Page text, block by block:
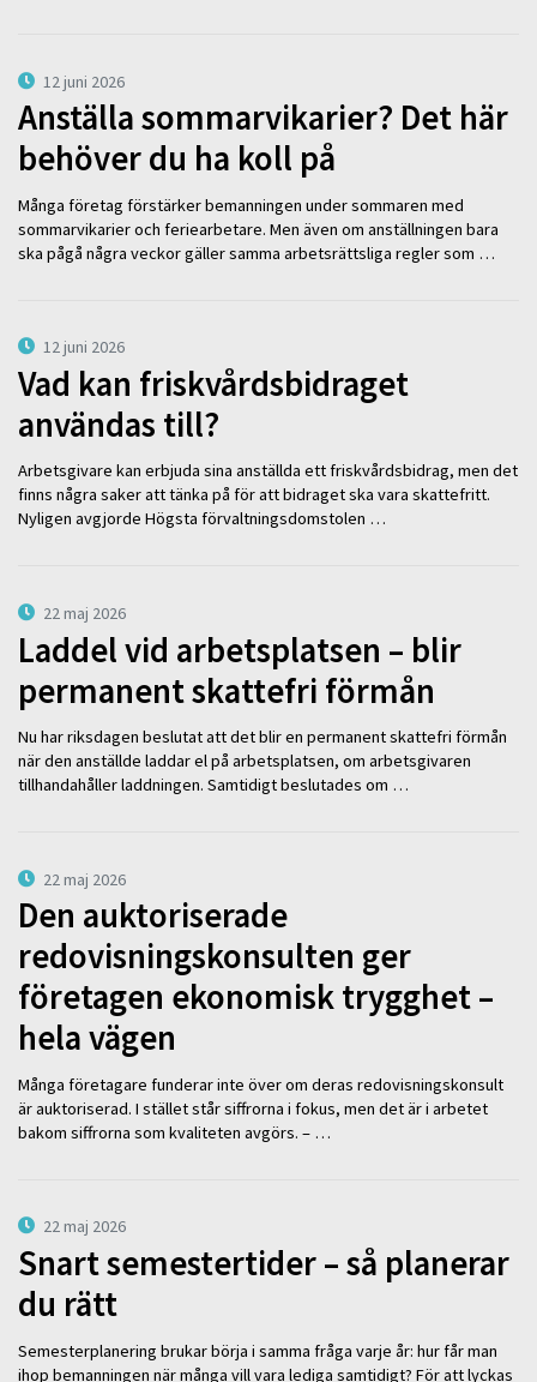
12 juni 2026
Anställa sommarvikarier? Det här
behöver du ha koll på
Många företag förstärker bemanningen under sommaren med
sommarvikarier och feriearbetare. Men även om anställningen bara
ska pågå några veckor gäller samma arbetsrättsliga regler som …
12 juni 2026
Vad kan friskvårdsbidraget
användas till?
Arbetsgivare kan erbjuda sina anställda ett friskvårdsbidrag, men det
finns några saker att tänka på för att bidraget ska vara skattefritt.
Nyligen avgjorde Högsta förvaltningsdomstolen …
22 maj 2026
Laddel vid arbetsplatsen – blir
permanent skattefri förmån
Nu har riksdagen beslutat att det blir en permanent skattefri förmån
när den anställde laddar el på arbetsplatsen, om arbetsgivaren
tillhandahåller laddningen. Samtidigt beslutades om …
22 maj 2026
Den auktoriserade
redovisningskonsulten ger
företagen ekonomisk trygghet –
hela vägen
Många företagare funderar inte över om deras redovisningskonsult
är auktoriserad. I stället står siffrorna i fokus, men det är i arbetet
bakom siffrorna som kvaliteten avgörs. – …
22 maj 2026
Snart semestertider – så planerar
du rätt
Semesterplanering brukar börja i samma fråga varje år: hur får man
ihop bemanningen när många vill vara lediga samtidigt? För att lyckas